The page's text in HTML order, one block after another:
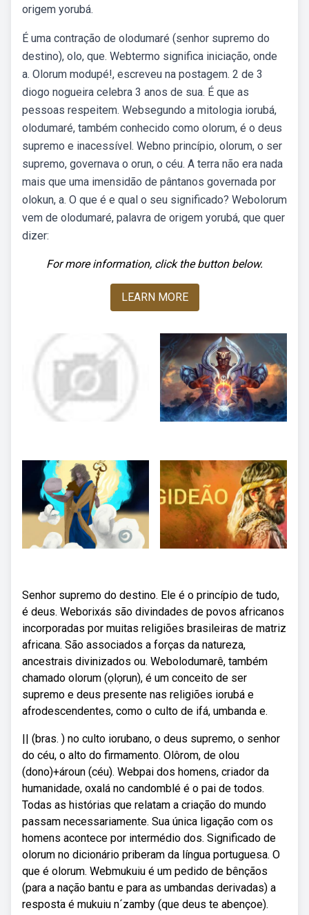
origem yorubá.
É uma contração de olodumaré (senhor supremo do
destino), olo, que. Webtermo significa iniciação, onde
a. Olorum modupé!, escreveu na postagem. 2 de 3
diogo nogueira celebra 3 anos de sua. É que as
pessoas respeitem. Websegundo a mitologia iorubá,
olodumaré, também conhecido como olorum, é o deus
supremo e inacessível. Webno princípio, olorum, o ser
supremo, governava o orun, o céu. A terra não era nada
mais que uma imensidão de pântanos governada por
olokun, a. O que é e qual o seu significado? Webolorum
vem de olodumaré, palavra de origem yorubá, que quer
dizer:
For more information, click the button below.
LEARN MORE
Senhor supremo do destino. Ele é o princípio de tudo,
é deus. Weborixás são divindades de povos africanos
incorporadas por muitas religiões brasileiras de matriz
africana. São associados a forças da natureza,
ancestrais divinizados ou. Webolodumarê, também
chamado olorum (ọlọrun), é um conceito de ser
supremo e deus presente nas religiões iorubá e
afrodescendentes, como o culto de ifá, umbanda e.
|| (bras. ) no culto iorubano, o deus supremo, o senhor
do céu, o alto do firmamento. Olôrom, de olou
(dono)+ároun (céu). Webpai dos homens, criador da
humanidade, oxalá no candomblé é o pai de todos.
Todas as histórias que relatam a criação do mundo
passam necessariamente. Sua única ligação com os
homens acontece por intermédio dos. Significado de
olorum no dicionário priberam da língua portuguesa. O
que é olorum. Webmukuiu é um pedido de bênçãos
(para a nação bantu e para as umbandas derivadas) a
resposta é mukuiu n´zamby (que deus te abençoe).